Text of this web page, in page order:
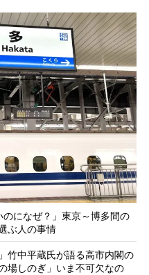
のになぜ？」東京～博多間の
ぶ人の事情
竹中平蔵氏が語る高市内閣の
しのぎ」いま不可欠なの